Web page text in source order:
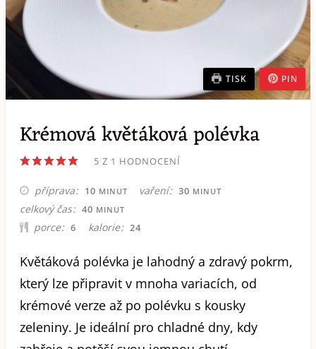
TISK PIN
Krémová květáková polévka
5 Z 1 HODNOCENÍ
příprava 10 MINUT
MINUT vaření 30 MINUT
MINUT
celkový čas 40 MINUT
MINUT
porce 6 kalorie 24
Květáková polévka je lahodný a zdravý pokrm,
který lze připravit v mnoha variacích, od
krémové verze až po polévku s kousky
zeleniny. Je ideální pro chladné dny, kdy